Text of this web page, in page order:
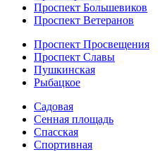
Проспект Большевиков
Проспект Ветеранов
Проспект Просвещения
Проспект Славы
Пушкинская
Рыбацкое
Садовая
Сенная площадь
Спасская
Спортивная